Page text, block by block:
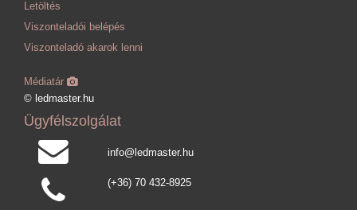
Letöltés
Viszonteladói belépés
Viszonteladó akarok lenni
Médiatár
© ledmaster.hu
Ügyfélszolgálat
info@ledmaster.hu
(+36) 70 432-8925